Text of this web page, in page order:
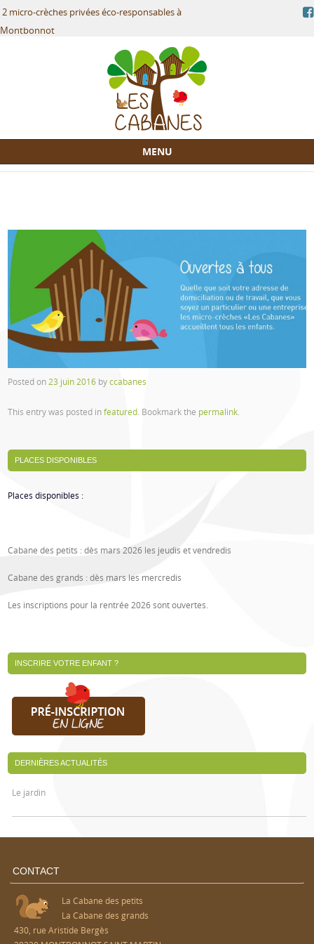
2 micro-crèches privées éco-responsables à
Montbonnot
MENU
Skip to content
Posted on 23 juin 2016 byccabanes
This entry was posted infeatured . Bookmark the permalink
Post navigation
PLACES DISPONIBLES
Places disponibles :
Cabane des petits : dès mars 2026 les jeudis et vendredis
Cabane des grands : dès mars les mercredis
Les inscriptions pour la rentrée 2026 sont ouvertes.
INSCRIRE VOTRE ENFANT ?
DERNIÈRES ACTUALITÉS
Le jardin
CONTACT
La Cabane des petits
La Cabane des grands
430, rue Aristide Bergès